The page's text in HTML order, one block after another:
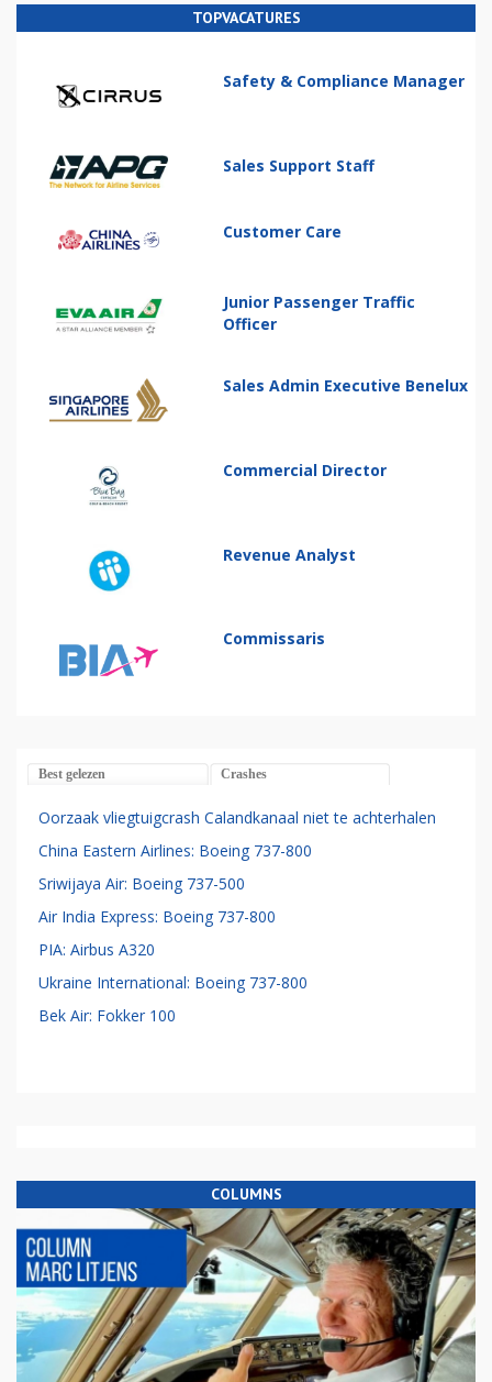
TOPVACATURES
Safety & Compliance Manager
Sales Support Staff
Customer Care
Junior Passenger Traffic
Officer
Sales Admin Executive Benelux
Commercial Director
Revenue Analyst
Commissaris
Best gelezen Crashes
Oorzaak vliegtuigcrash Calandkanaal niet te achterhalen
China Eastern Airlines: Boeing 737-800
Sriwijaya Air: Boeing 737-500
Air India Express: Boeing 737-800
PIA: Airbus A320
Ukraine International: Boeing 737-800
Bek Air: Fokker 100
COLUMNS